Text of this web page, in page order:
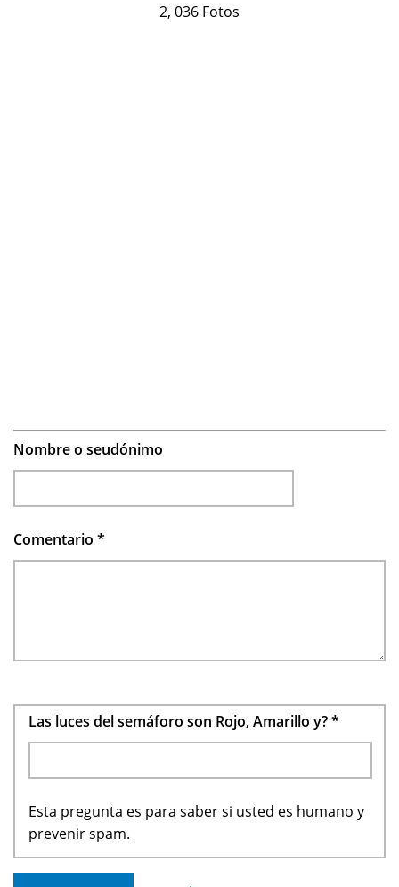
2, 036 Fotos
Nombre o seudónimo
Comentario *
Las luces del semáforo son Rojo, Amarillo y?*
Esta pregunta es para saber si usted es humano y
prevenir spam.